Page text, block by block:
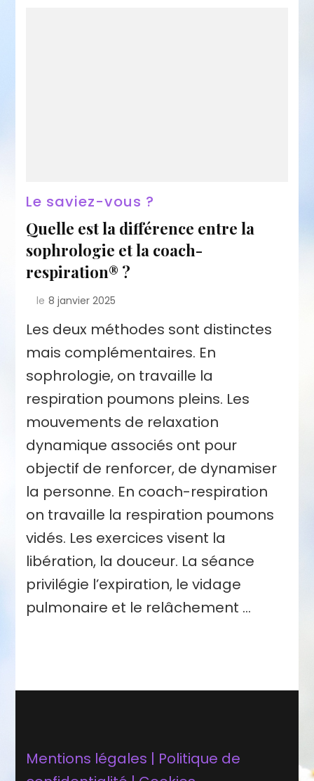
Le saviez-vous ?
Quelle est la différence entre la
sophrologie et la coach-
respiration® ?
le 8 janvier 2025
Les deux méthodes sont distinctes
mais complémentaires. En
sophrologie, on travaille la
respiration poumons pleins. Les
mouvements de relaxation
dynamique associés ont pour
objectif de renforcer, de dynamiser
la personne. En coach-respiration
on travaille la respiration poumons
vidés. Les exercices visent la
libération, la douceur. La séance
privilégie l’expiration, le vidage
pulmonaire et le relâchement …
Mentions légales | Politique de